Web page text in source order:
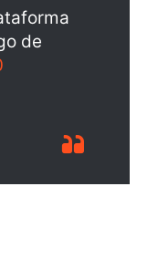
de